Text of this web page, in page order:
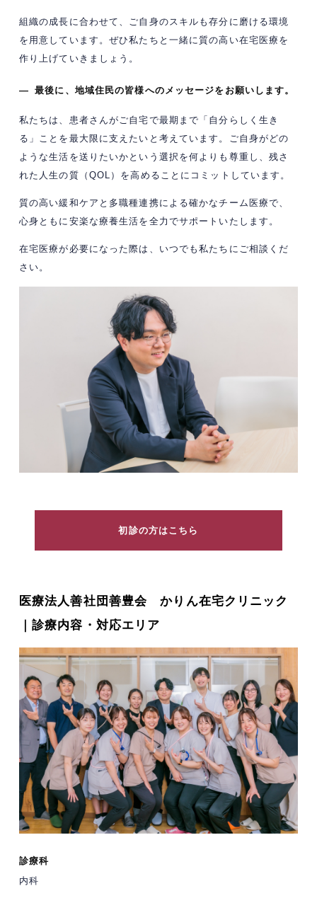
組織の成長に合わせて、ご自身のスキルも存分に磨ける環境
を用意しています。ぜひ私たちと一緒に質の高い在宅医療を
作り上げていきましょう。
— 最後に、地域住民の皆様へのメッセージをお願いします。
私たちは、患者さんがご自宅で最期まで「自分らしく生き
る」ことを最大限に支えたいと考えています。ご自身がどの
ような生活を送りたいかという選択を何よりも尊重し、残さ
れた人生の質（QOL）を高めることにコミットしています。
質の高い緩和ケアと多職種連携による確かなチーム医療で、
心身ともに安楽な療養生活を全力でサポートいたします。
在宅医療が必要になった際は、いつでも私たちにご相談くだ
さい。
初診の方はこちら
医療法人善社団善豊会 かりん在宅クリニック
｜診療内容・対応エリア
診療科
内科